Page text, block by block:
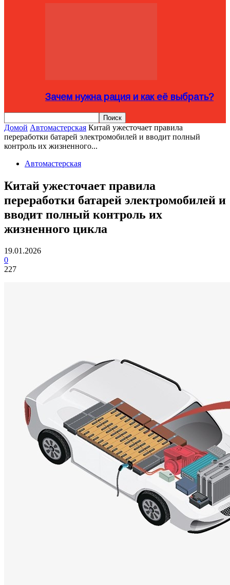
Зачем нужна рация и как её выбрать?
Домой Автомастерская Китай ужесточает правила
переработки батарей электромобилей и вводит полный
контроль их жизненного...
Автомастерская
Китай ужесточает правила
переработки батарей электромобилей и
вводит полный контроль их
жизненного цикла
19.01.2026
0
227